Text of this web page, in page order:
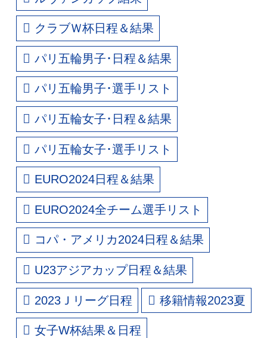
クラブＷ杯日程＆結果
パリ五輪男子･日程＆結果
パリ五輪男子･選手リスト
パリ五輪女子･日程＆結果
パリ五輪女子･選手リスト
EURO2024日程＆結果
EURO2024全チーム選手リスト
コパ・アメリカ2024日程＆結果
U23アジアカップ日程＆結果
2023Ｊリーグ日程 移籍情報2023夏
女子W杯結果＆日程